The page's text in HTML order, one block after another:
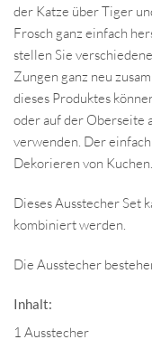
der Katze über Tiger
Frosch ganz einfach
stellen Sie
Zungen ganz neu
dieses Produktes
oder auf der Oberseite
verwenden. Der
Dekorieren von Kuchen.
Dieses Ausstecher Set
kombiniert werden.
Die Ausstecher
Inhalt:
1 Ausstecher